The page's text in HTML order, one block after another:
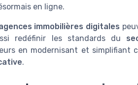
en ligne.
immobilières digitales
redéfinir les standards du
en modernisant et simplifiant
.